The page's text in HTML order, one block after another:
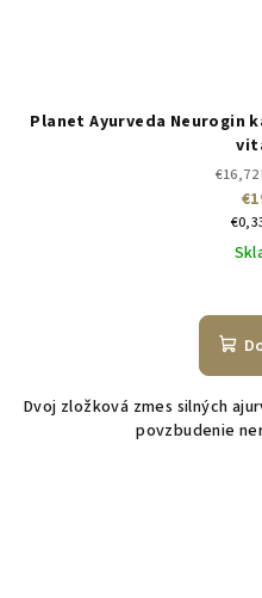
Planet Ayurveda Neurogin
€16,72
Dvoj zložková zmes silných
povzbudenie